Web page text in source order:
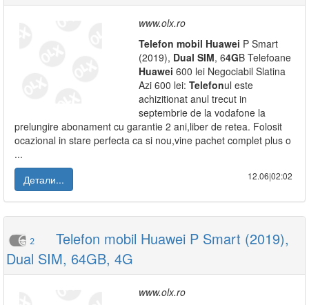
www.olx.ro
Telefon mobil Huawei P Smart
(2019), Dual SIM, 64GB Telefoane
Huawei 600 lei Negociabil Slatina
Azi 600 lei: Telefonul este
achizitionat anul trecut in
septembrie de la vodafone la
prelungire abonament cu garantie 2 ani,liber de retea. Folosit
ocazional in stare perfecta ca si nou,vine pachet complet plus o
...
Детали...
12.06|02:02
2
Telefon mobil Huawei P Smart (2019),
Dual SIM, 64GB, 4G
www.olx.ro